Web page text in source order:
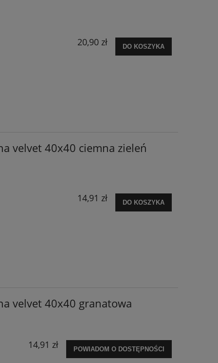
20,90 zł DO KOSZYKA
velvet 40x40 ciemna zieleń
14,91 zł DO KOSZYKA
velvet 40x40 granatowa
14,91 zł POWIADOM O DOSTĘPNOŚCI